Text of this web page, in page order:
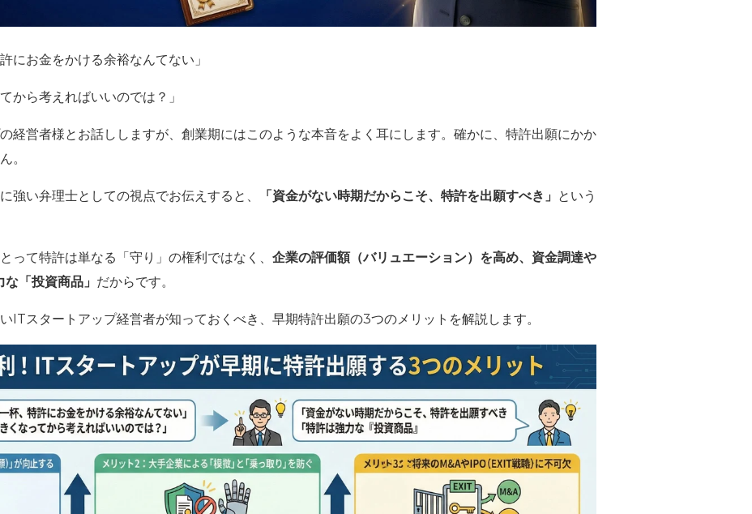
にお金をかける余裕なんてない」
から考えればいいのでは？」
経営者様とお話ししますが、創業期にはこのような本音をよく耳にします。確かに、特許出願にかか
。
強い弁理士としての視点でお伝えすると、 「資金がない時期だからこそ、特許を出願すべき」 という
って特許は単なる「守り」の権利ではなく、 企業の評価額（バリュエーション）を高め、資金調達や
「投資商品」 だからです。
ITスタートアップ経営者が知っておくべき、早期特許出願の3つのメリットを解説します。